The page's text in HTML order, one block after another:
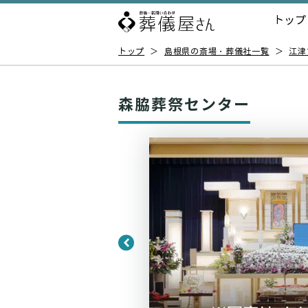
トップ
トップ ＞ 島根県の斎場・葬儀社一覧 ＞ 江
森脇葬祭センター